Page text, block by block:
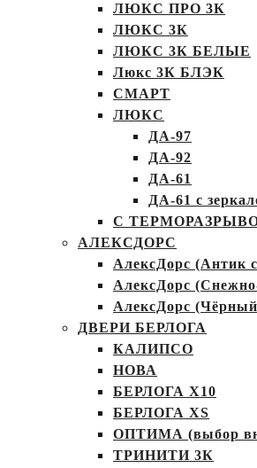
ЛЮКС ПРО 3К
ЛЮКС 3К
ЛЮКС 3К БЕЛЫЕ
Люкс 3К БЛЭК
СМАРТ
ЛЮКС
ДА-97
ДА-92
ДА-61
ДА-61 с
С
АЛЕКСДОРС
АлексДорс (Антик
АлексДорс
АлексДорс
ДВЕРИ БЕРЛОГА
КАЛИПСО
НОВА
БЕРЛОГА Х10
БЕРЛОГА XS
ОПТИМА (выбор
ТРИНИТИ 3К